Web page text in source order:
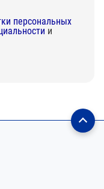
персональных
и